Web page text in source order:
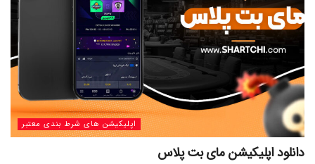
اپلیکیشن های شرط بندی معتبر
دانلود اپلیکیشن مای بت پلاس